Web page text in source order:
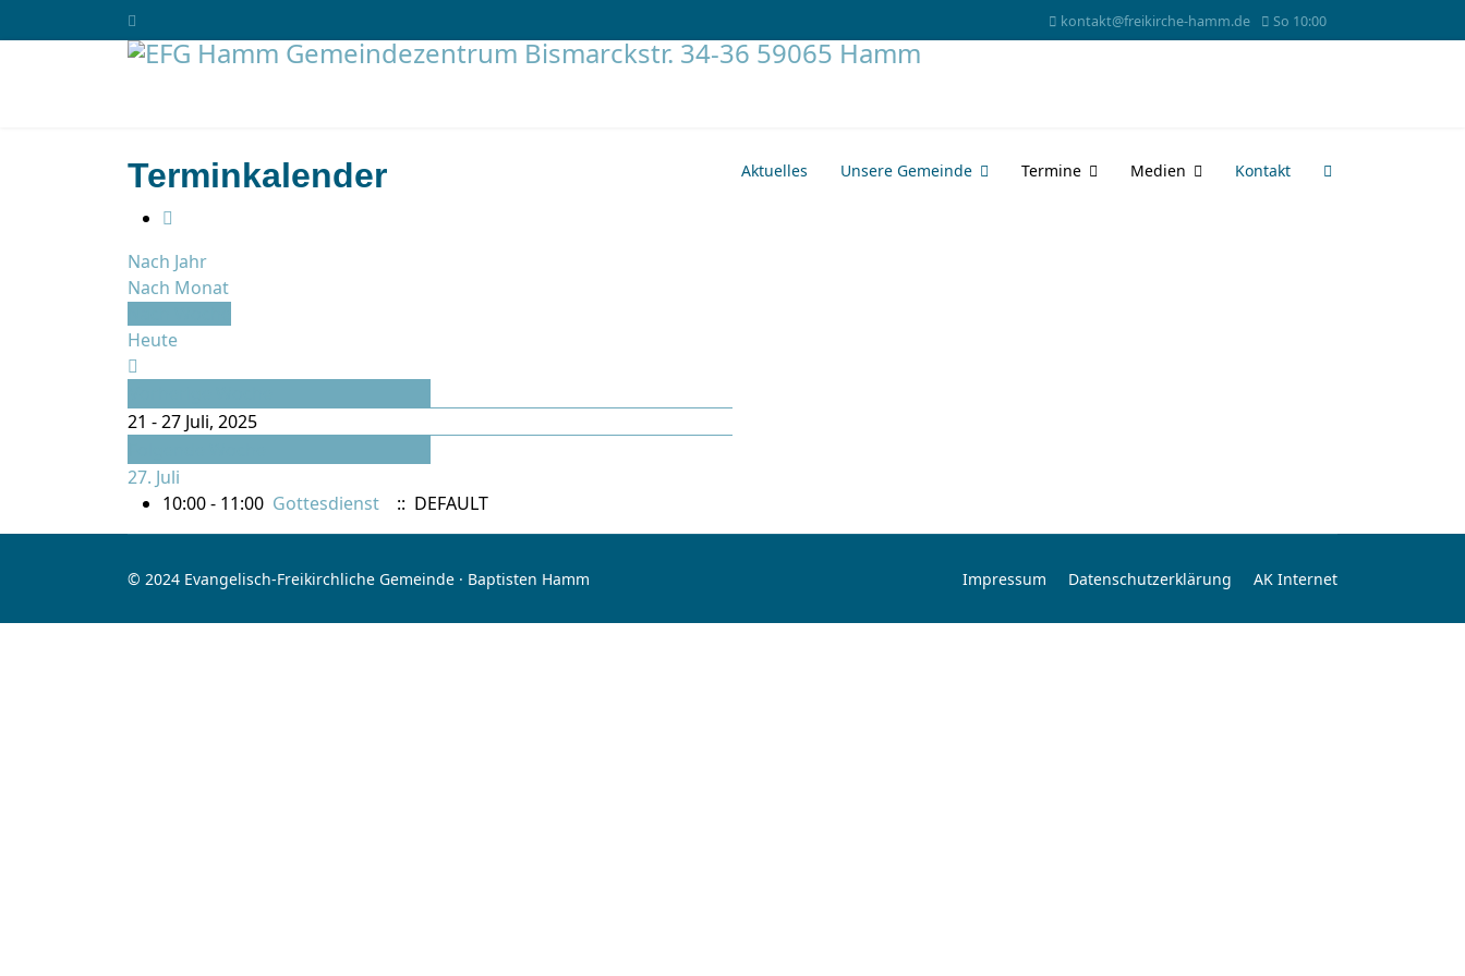
kontakt@freikirche-hamm.de So 10:00
Aktuelles Unsere Gemeinde Termine Medien Kontakt
Terminkalender
Nach Jahr
Nach Monat
Heute
21 - 27 Juli, 2025
27. Juli
10:00 - 11:00 Gottesdienst :: DEFAULT
© 2024 Evangelisch-Freikirchliche Gemeinde · Baptisten Hamm Impressum Datenschutzerklärung AK Internet